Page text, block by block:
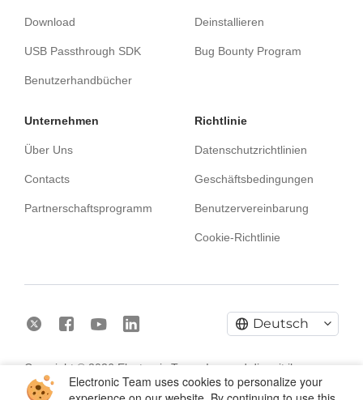
Electronic Team uses cookies to personalize your
Download
USB Passthrough SDK
Benutzerhandbücher
Deinstallieren
Bug Bounty Program
Unternehmen
Über Uns
Contacts
Partnerschaftsprogramm
Richtlinie
Datenschutzrichtlinien
Geschäftsbedingungen
Benutzervereinbarung
Cookie-Richtlinie
Copyright © 2026 Electronic Team, Inc. und die mit ihr
verbundenen Unternehmen und Lizenzgeber.Rechtliche
Deutsch